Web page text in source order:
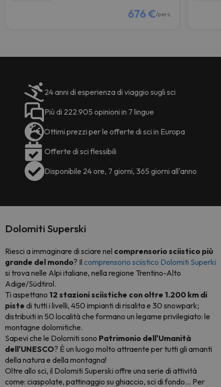
676 €/pers.
24 anni di esperienza di viaggio sugli sci
Più di 222.905 opinioni in 7 lingue
Ottimi prezzi per le offerte di sci in Europa
Offerte di sci flessibili
Disponibile 24 ore, 7 giorni, 365 giorni all'anno
Dolomiti Superski
Riesci a immaginare di sciare nel comprensorio sciistico più
grande del mondo? Il comprensorio sciistico Dolomiti Superki
si trova nelle Alpi italiane, nella regione Trentino-Alto
Adige/Südtirol.
Ti aspettano 12 stazioni sciistiche con oltre 1.200 km di
piste di tutti i livelli, 450 impianti di risalita e 30 snowpark;
distribuiti in 50 località che formano un legame privilegiato: le
montagne dolomitiche.
Sapevi che le Dolomiti sono Patrimonio dell'Umanità
dell'UNESCO? È un luogo molto attraente per tutti gli amanti
della natura e della montagna!
Oltre allo sci, il Dolomiti Superski offre una serie di attività
come: ciaspolate, pattinaggio su ghiaccio, sci di fondo... Per